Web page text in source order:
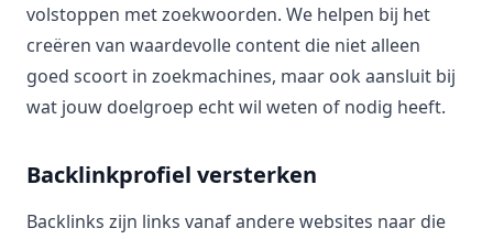
volstoppen met zoekwoorden. We helpen bij het
creëren van waardevolle content die niet alleen
goed scoort in zoekmachines, maar ook aansluit bij
wat jouw doelgroep echt wil weten of nodig heeft.
Backlinkprofiel versterken
Backlinks zijn links vanaf andere websites naar die